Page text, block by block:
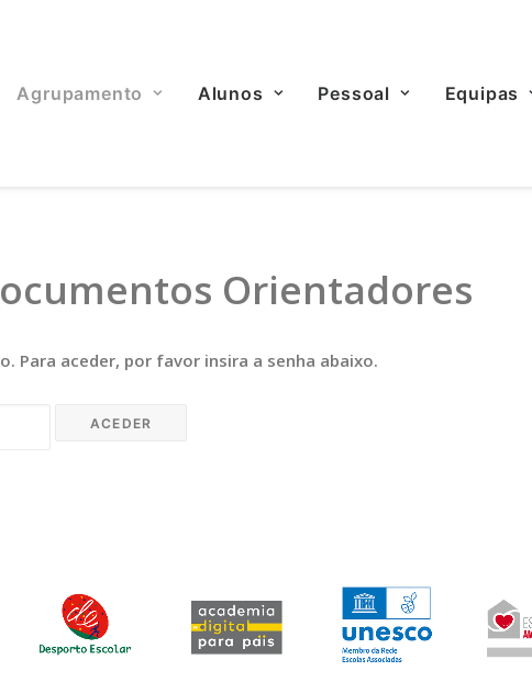
Agrupamento Alunos Pessoal Equipas
Orientadores
Para aceder, por favor insira a senha abaixo.